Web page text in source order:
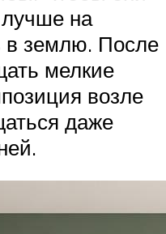
на
в землю. После
мелкие
возле
даже